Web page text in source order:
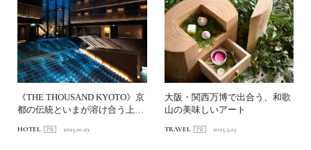
《THE THOUSAND KYOTO》京
都の伝統といまが溶け合う上質
HOTEL 2025.10.29
大阪・関西万博で出合う、和歌
山の美味しいアート
TRAVEL 2025.3.25